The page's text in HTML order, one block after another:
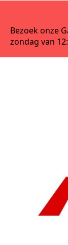
Bezoek onze
zondag van